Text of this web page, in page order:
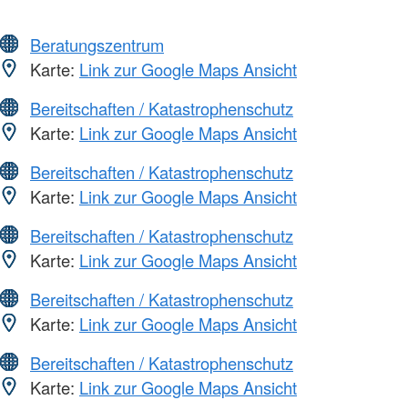
Beratungszentrum
Karte: Link zur Google Maps Ansicht
Bereitschaften / Katastrophenschutz
Karte: Link zur Google Maps Ansicht
Bereitschaften / Katastrophenschutz
Karte: Link zur Google Maps Ansicht
Bereitschaften / Katastrophenschutz
Karte: Link zur Google Maps Ansicht
Bereitschaften / Katastrophenschutz
Karte: Link zur Google Maps Ansicht
Bereitschaften / Katastrophenschutz
Karte: Link zur Google Maps Ansicht